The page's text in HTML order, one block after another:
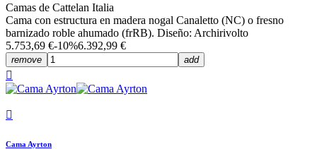
Camas de Cattelan Italia
Cama con estructura en madera nogal Canaletto (NC) o fresno
barnizado roble ahumado (frRB). Diseño: Archirivolto
5.753,69 €-10%6.392,99 €
remove add


Cama Ayrton